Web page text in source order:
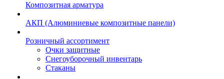
Композитная арматура
АКП (Алюминиевые композитные панели)
Розничный ассортимент
Очки защитные
Снегоуборочный инвентарь
Стаканы